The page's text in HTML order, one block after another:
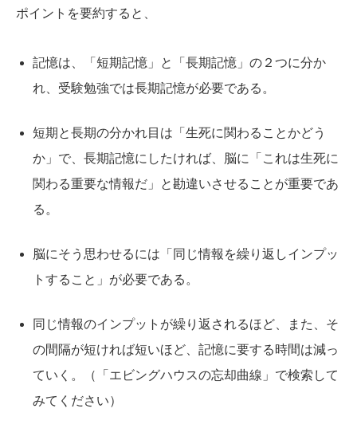
ポイントを要約すると、
記憶は、「短期記憶」と「長期記憶」の２つに分か
れ、受験勉強では長期記憶が必要である。
短期と長期の分かれ目は「生死に関わることかどう
か」で、長期記憶にしたければ、脳に「これは生死に
関わる重要な情報だ」と勘違いさせることが重要であ
る。
脳にそう思わせるには「同じ情報を繰り返しインプッ
トすること」が必要である。
同じ情報のインプットが繰り返されるほど、また、そ
の間隔が短ければ短いほど、記憶に要する時間は減っ
ていく。（「エビングハウスの忘却曲線」で検索して
みてください）